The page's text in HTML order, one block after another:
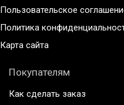
Пользовательское
Политика
Карта сайта
Покупателям
Как сделать заказ